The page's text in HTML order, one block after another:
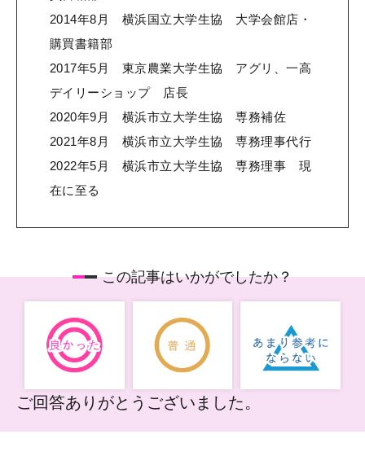
2014年8月 横浜国立大学生協 大学会館店・
購買書籍部
2017年5月 東京農業大学生協 アグリ、一高
デイリーショップ 店長
2020年9月 横浜市立大学生協 専務補佐
2021年8月 横浜市立大学生協 専務理事代行
2022年5月 横浜市立大学生協 専務理事 現
在に至る
この記事はいかがでしたか？
ご回答ありがとうございました。